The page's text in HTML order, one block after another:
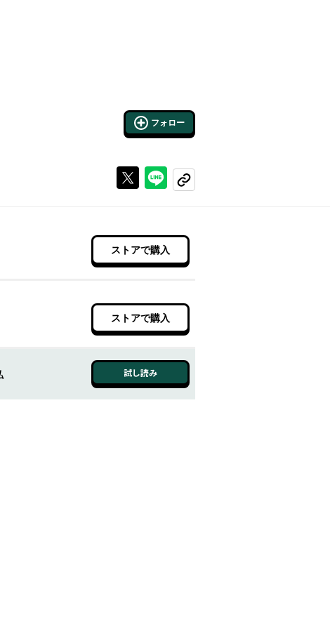
フォロー
Xで投稿するラインでシェアする
コピーする
ストアで購入
ストアで購入
試し読み